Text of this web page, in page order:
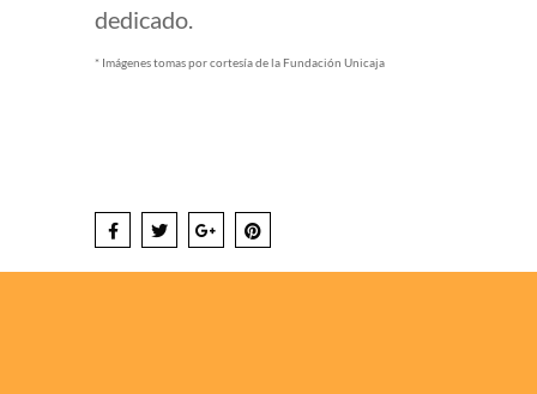
dedicado.
* Imágenes tomas por cortesía de la Fundación Unicaja